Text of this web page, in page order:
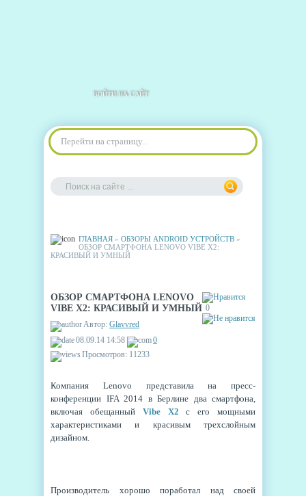
ВОЙТИ НА САЙТ
Перейти на страницу...
ГЛАВНАЯ » ОБЗОРЫ ANDROID УСТРОЙСТВ »
ОБЗОР СМАРТФОНА LENOVO VIBE X2:
КРАСИВЫЙ И УМНЫЙ
0
ОБЗОР СМАРТФОНА LENOVO
VIBE X2: КРАСИВЫЙ И УМНЫЙ
Автор: Glavvred
08.09.14 14:58
0
Просмотров: 11233
Компания Lenovo представила на пресс-
конференции IFA 2014 в Берлине два смартфона,
включая обещанный Vibe X2 с его мощными
характеристиками и красивым трехслойным
дизайном.
Производитель хорошо поработал над своей